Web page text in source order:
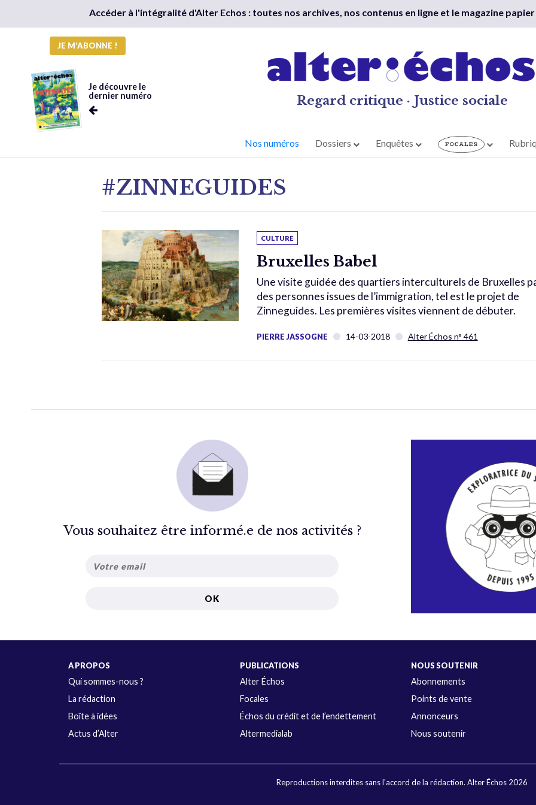
Accéder à l'intégralité d'Alter Echos : toutes nos archives, nos contenus en ligne et le magazine
JE M'ABONNE !
Je découvre le
dernier numéro
Regard critique · Justice sociale
Nos numéros Dossiers Enquêtes
#ZINNEGUIDES
CULTURE
Bruxelles Babel
Une visite guidée des quartiers interculturels de Bruxelles
des personnes issues de l’immigration, tel est le projet de
Zinneguides. Les premières visites viennent de débuter.
PIERRE JASSOGNE 14-03-2018 Alter Échos n° 461
Vous souhaitez être informé.e de nos activités ?
A PROPOS
Qui sommes-nous ?
La rédaction
Boîte à idées
Actus d’Alter
PUBLICATIONS
Alter Échos
Focales
Échos du crédit et de l’endettement
Altermedialab
NOUS SOUTENIR
Abonnements
Points de vente
Annonceurs
Nous soutenir
Reproductions interdites sans l'accord de la rédaction. Alter Échos 2026